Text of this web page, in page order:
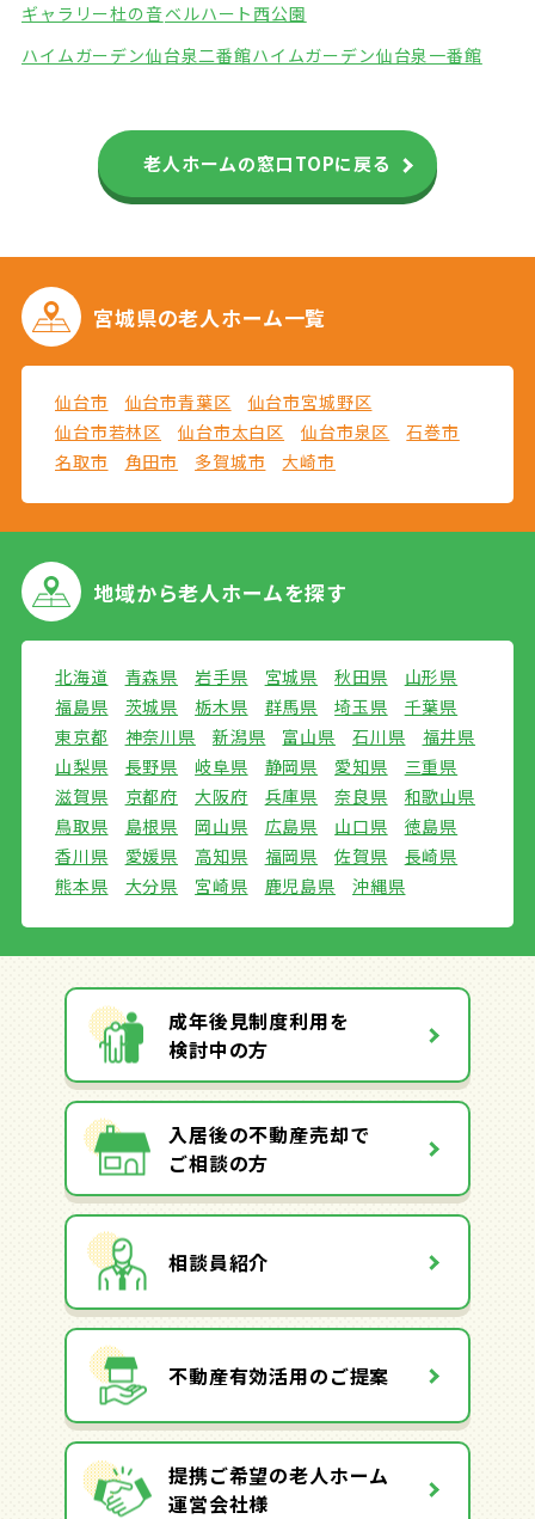
ギャラリー杜の音ベルハート西公園
ハイムガーデン仙台泉二番館ハイムガーデン仙台泉一番館
老人ホームの窓口TOPに戻る
宮城県の老人ホーム一覧
仙台市 仙台市青葉区
仙台市宮城野区
仙台市若林区
仙台市太白区 仙台市泉区
石巻市
名取市
角田市 多賀城市 大崎市
地域から老人ホームを探す
北海道 青森県 岩手県 宮城県 秋田県
山形県
福島県
茨城県 栃木県 群馬県 埼玉県
千葉県
東京都
神奈川県 新潟県 富山県 石川県
福井県
山梨県
長野県 岐阜県 静岡県 愛知県
三重県
滋賀県
京都府 大阪府 兵庫県 奈良県
和歌山県
鳥取県
島根県 岡山県 広島県 山口県
徳島県
香川県
愛媛県 高知県 福岡県 佐賀県
長崎県
熊本県
大分県 宮崎県 鹿児島県 沖縄県
成年後見制度利用を
検討中の方
入居後の不動産売却で
ご相談の方
相談員紹介
不動産有効活用のご提案
提携ご希望の老人ホーム
運営会社様